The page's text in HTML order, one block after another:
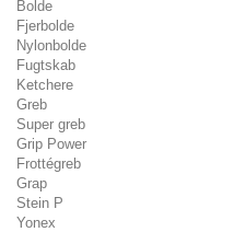
Bolde
Fjerbolde
Nylonbolde
Fugtskab
Ketchere
Greb
Super greb
Grip Power
Frottégreb
Grap
Stein P
Yonex